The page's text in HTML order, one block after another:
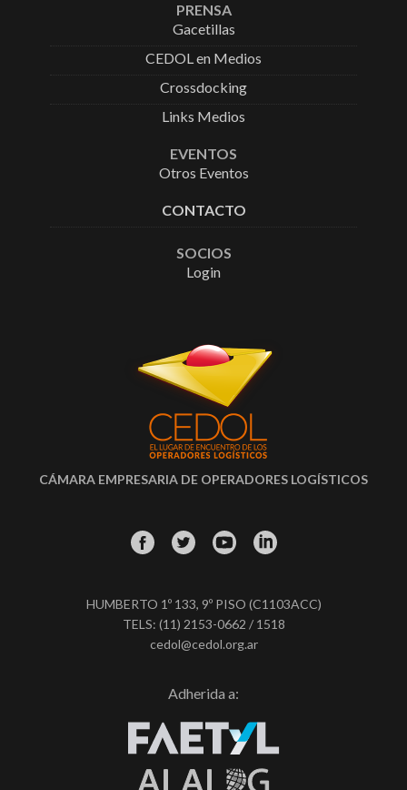
PRENSA
Gacetillas
CEDOL en Medios
Crossdocking
Links Medios
EVENTOS
Otros Eventos
CONTACTO
SOCIOS
Login
CÁMARA EMPRESARIA DE OPERADORES LOGÍSTICOS
HUMBERTO 1º 133, 9º PISO (C1103ACC)
TELS: (11) 2153-0662 / 1518
cedol@cedol.org.ar
Adherida a: